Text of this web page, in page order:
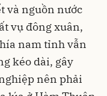
và nguồn nước
vụ đông xuân,
nam tỉnh vẫn
kéo dài, gây
nên phải